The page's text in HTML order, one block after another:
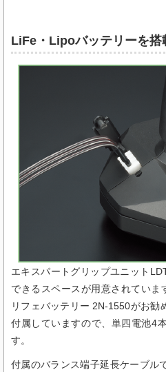
LiFe・Lipoバッテリーを搭
エキスパートグリップユニット
できるスペースが用意されていま
リフェバッテリー 2N-1550がお勧
付属していますので、単四電池4
す。
付属のバランス端子延長ケーブル